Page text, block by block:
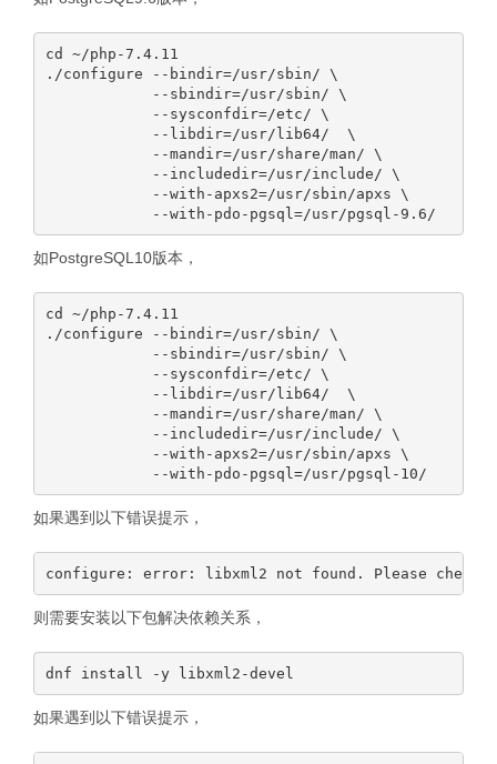
cd ~/php-7.4.11
./configure --bindir=/usr/sbin/ \
            --sbindir=/usr/sbin/ \
            --sysconfdir=/etc/ \
            --libdir=/usr/lib64/  \
            --mandir=/usr/share/man/ \
            --includedir=/usr/include/ \
            --with-apxs2=/usr/sbin/apxs \
如PostgreSQL10版本，
cd ~/php-7.4.11
./configure --bindir=/usr/sbin/ \
            --sbindir=/usr/sbin/ \
            --sysconfdir=/etc/ \
            --libdir=/usr/lib64/  \
            --mandir=/usr/share/man/ \
            --includedir=/usr/include/ \
            --with-apxs2=/usr/sbin/apxs \
如果遇到以下错误提示，
则需要安装以下包解决依赖关系，
如果遇到以下错误提示，